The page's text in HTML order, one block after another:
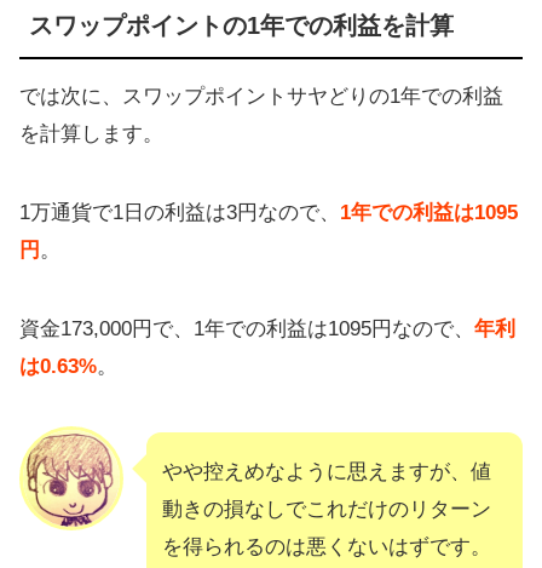
スワップポイントの1年での利益を計算
では次に、スワップポイントサヤどりの1年での利益
を計算します。
1万通貨で1日の利益は3円なので、 1年での利益は1095
円 。
資金173,000円で、1年での利益は1095円なので、 年利
は0.63%。
やや控えめなように思えますが、値
動きの損なしでこれだけのリターン
を得られるのは悪くないはずです。